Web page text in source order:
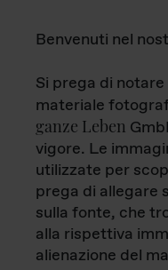
Benvenuti nel
Si prega di
materiale
ganze Leben
vigore. Le
utilizzate per
prega di allegare
sulla fonte, che
alla rispettiva
alienazione del